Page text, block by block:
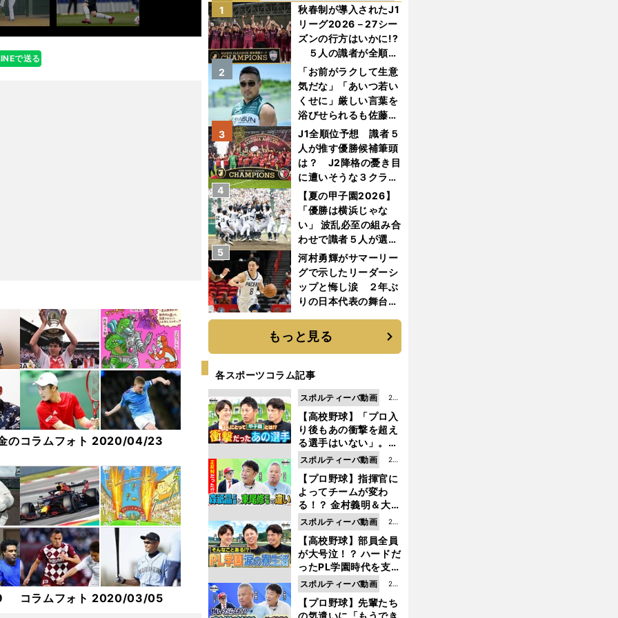
で送る
のコラムフォト 2020/04/23
コラムフォト 2020/03/05
秋春制が導入されたJ1
リーグ2026－27シー
ズンの行方はいかに!?
５人の識者が全順位
を大胆予想
1
「お前がラクして生意
気だな」「あいつ若い
くせに」厳しい言葉を
浴びせられるも佐藤慎
太郎が貫いた誇りとフ
ァンへの思い
2
J1全順位予想 識者５
人が推す優勝候補筆頭
は？ J2降格の憂き目
に遭いそうな３クラブ
とは？
3
【夏の甲子園2026】
「優勝は横浜じゃな
い」 波乱必至の組み合
わせで識者５人が選ん
だ優勝校はここだ！
4
河村勇輝がサマーリー
グで示したリーダーシ
ップと悔し涙 ２年ぶ
りの日本代表の舞台を
は続く
5
もっと見る
各スポーツコラム記事
【高校野球】「プロ入
り後もあの衝撃を超え
る選手はいない」。PL
学園トリオが衝撃を受
けた選手
202
6.0
8.0
6更
スポルティーバ動画
【プロ野球】指揮官に
よってチームが変わ
る！？ 金村義明＆大塚
光二が語る歴代監督エ
ピソード
202
6.0
6更
スポルティーバ動画
【高校野球】部員全員
が大号泣！？ ハードだ
ったPL学園時代を支え
たものとは
202
6.0
8.0
6更
スポルティーバ動画
【プロ野球】先輩たち
の気遣いに「もうでき
202
6.0
スポルティーバ動画